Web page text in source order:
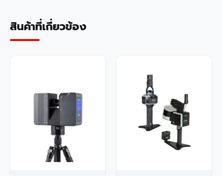
สินค้าที่เกี่ยวข้อง